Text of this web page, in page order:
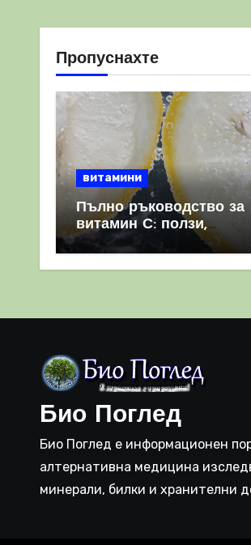
Пропуснахте
витамини
Пълно ръководство за
витамин С: ползи,
източници и защо е
важен за имунната
Био Поглед
Био Поглед е информационен
алтернативна медицина
минерали, билки и хранителни